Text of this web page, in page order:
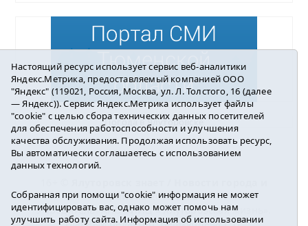
Погода в Ялуторовске
района2016-2023
Учредитель: АНО «ИИЦ « Ялуторовская жизнь».
Настоящий ресурс использует сервис веб-аналитики
Яндекс.Метрика, предоставляемый компанией ООО
"Яндекс" (119021, Россия, Москва, ул. Л. Толстого, 16 (далее
— Яндекс)). Сервис Яндекс.Метрика использует файлы
"cookie" с целью сбора технических данных посетителей
для обеспечения работоспособности и улучшения
качества обслуживания. Продолжая использовать ресурс,
Вы автоматически соглашаетесь с использованием
данных технологий.
Собранная при помощи "cookie" информация не может
идентифицировать вас, однако может помочь нам
улучшить работу сайта. Информация об использовании